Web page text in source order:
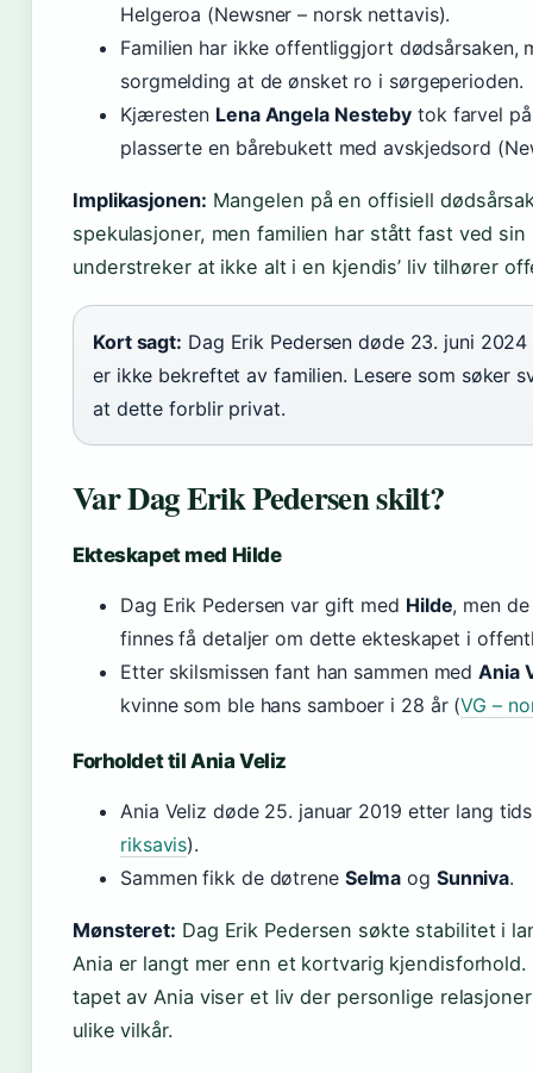
Helgeroa (Newsner – norsk nettavis).
Familien har ikke offentliggjort dødsårsaken,
sorgmelding at de ønsket ro i sørgeperioden.
Kjæresten Lena Angela Nesteby tok farvel
plasserte en bårebukett med avskjedsord
Implikasjonen: Mangelen på en offisiell
spekulasjoner, men familien har stått fast ved
understreker at ikke alt i en kjendis’ liv tilhører
Kort sagt: Dag Erik Pedersen døde 23. juni
er ikke bekreftet av familien. Lesere som søker
at dette forblir privat.
Var Dag Erik Pedersen skilt?
Ekteskapet med Hilde
Dag Erik Pedersen var gift med Hilde, men
finnes få detaljer om dette ekteskapet i
Etter skilsmissen fant han sammen medAnia
kvinne som ble hans samboer i 28 år (VG –
Forholdet til Ania Veliz
Ania Veliz døde 25. januar 2019 etter lang
riksavis).
Sammen fikk de døtrene Selma og Sunniva.
Mønsteret: Dag Erik Pedersen søkte stabilitet i
Ania er langt mer enn et kortvarig
tapet av Ania viser et liv der personlige
ulike vilkår.